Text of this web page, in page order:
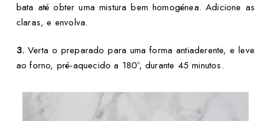
bata até obter uma mistura bem homogénea. Adicione as
claras, e envolva.
3. Verta o preparado para uma forma antiaderente, e leve
ao forno, pré-aquecido a 180º, durante 45 minutos.